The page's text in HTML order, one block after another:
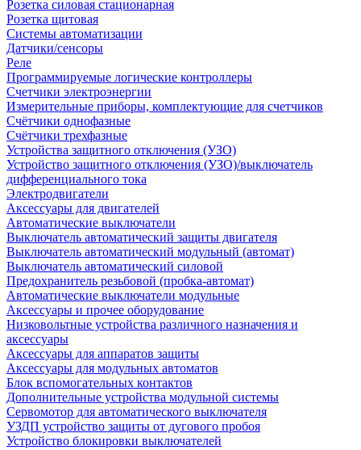
Розетка силовая стационарная
Розетка щитовая
Системы автоматизации
Датчики/сенсоры
Реле
Программируемые логические контроллеры
Счетчики электроэнергии
Измерительные приборы, комплектующие для счетчиков
Счётчики однофазные
Счётчики трехфазные
Устройства защитного отключения (УЗО)
Устройство защитного отключения (УЗО)/выключатель
дифференциального тока
Электродвигатели
Аксессуары для двигателей
Автоматические выключатели
Выключатель автоматический защиты двигателя
Выключатель автоматический модульный (автомат)
Выключатель автоматический силовой
Предохранитель резьбовой (пробка-автомат)
Автоматические выключатели модульные
Аксессуары и прочее оборудование
Низковольтные устройства различного назначения и
аксессуары
Аксессуары для аппаратов защиты
Аксессуары для модульных автоматов
Блок вспомогательных контактов
Дополнительные устройства модульной системы
Сервомотор для автоматического выключателя
УЗДП устройство защиты от дугового пробоя
Устройство блокировки выключателей